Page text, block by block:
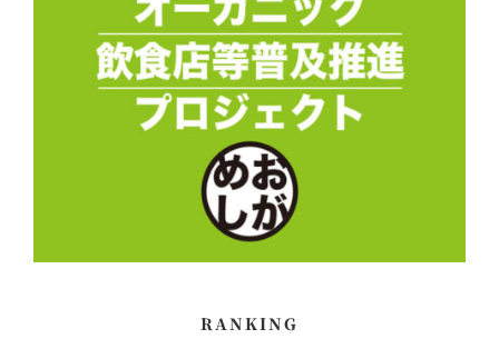
RANKING